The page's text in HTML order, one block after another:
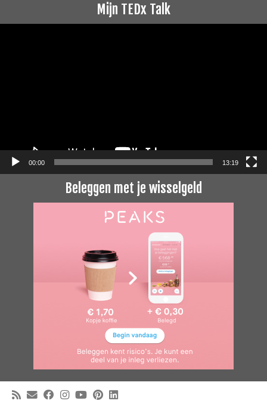
Mijn TEDx Talk
00:00 13:19
Beleggen met je wisselgeld